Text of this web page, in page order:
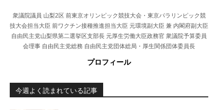
衆議院議員 山梨2区 前東京オリンピック競技大会・東京パラリンピック競
技大会担当大臣 前ワクチン接種推進担当大臣 元環境副大臣 兼 内閣府副大臣
自由民主党山梨県第二選挙区支部長 元厚生労働大臣政務官 衆議院予算委員
会理事 自由民主党総務 自由民主党団体総局・厚生関係団体委員長
プロフィール
今週よく読まれている記事